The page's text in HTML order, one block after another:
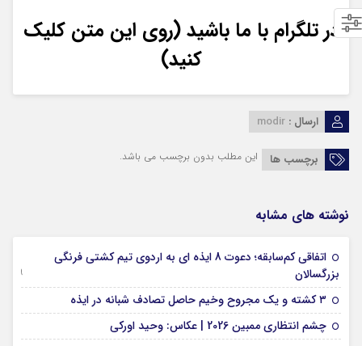
در تلگرام با ما باشید (روی این متن کلیک
کنید)
ارسال : modir
برچسب ها این مطلب بدون برچسب می باشد.
نوشته های مشابه
اتفاقی کم‌سابقه؛ دعوت 8 ایذه ای به اردوی تیم کشتی فرنگی
بزرگسالان
09 جولای 2026
۳ کشته و یک مجروح وخیم حاصل تصادف شبانه در ایذه
چشم انتظاری ممبین 2026 | عکاس: وحید اورکی